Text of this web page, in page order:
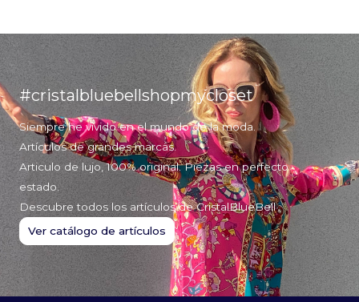
#cristalbluebellshopmycloset
Siempre he vivido en el mundo de la moda.
Artículos de grandes marcas.
Articulo de lujo, 100% original. Piezas en perfecto
estado.
Descubre todos los artículos de CristalBlueBell
Ver catálogo de artículos